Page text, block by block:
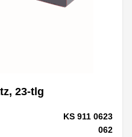
23-tlg
KS 911 0623
062